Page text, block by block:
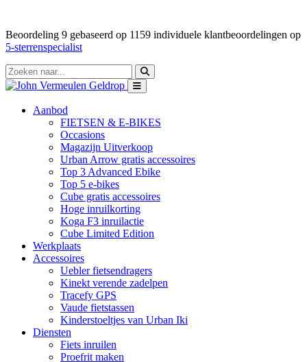
Beoordeling 9 gebaseerd op 1159 individuele klantbeoordelingen op
5-sterrenspecialist
Aanbod
FIETSEN & E-BIKES
Occasions
Magazijn Uitverkoop
Urban Arrow gratis accessoires
Top 3 Advanced Ebike
Top 5 e-bikes
Cube gratis accessoires
Hoge inruilkorting
Koga F3 inruilactie
Cube Limited Edition
Werkplaats
Accessoires
Uebler fietsendragers
Kinekt verende zadelpen
Tracefy GPS
Vaude fietstassen
Kinderstoeltjes van Urban Iki
Diensten
Fiets inruilen
Proefrit maken